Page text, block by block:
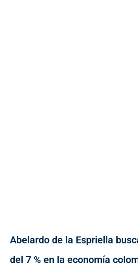
Abelardo de la Espriella
del 7 % en la economía